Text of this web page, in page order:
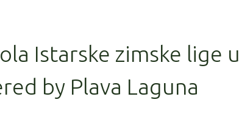
Istarske zimske lige u
by Plava Laguna